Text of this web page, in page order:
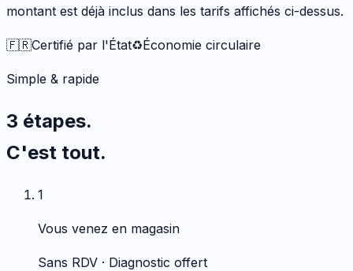
montant est déjà inclus dans les tarifs affichés ci-dessus.
🇫🇷Certifié par l'État♻️Économie circulaire
Simple & rapide
3 étapes.
C'est tout.
1
Vous venez en magasin
Sans RDV · Diagnostic offert